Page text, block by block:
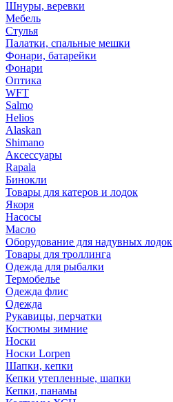
Шнуры, веревки
Мебель
Стулья
Палатки, спальные мешки
Фонари, батарейки
Фонари
Оптика
WFT
Salmo
Helios
Alaskan
Shimano
Аксессуары
Rapala
Бинокли
Товары для катеров и лодок
Якоря
Насосы
Масло
Оборудование для надувных лодок
Товары для троллинга
Одежда для рыбалки
Термобелье
Одежда флис
Одежда
Рукавицы, перчатки
Костюмы зимние
Носки
Носки Lorpen
Шапки, кепки
Кепки утепленные, шапки
Кепки, панамы